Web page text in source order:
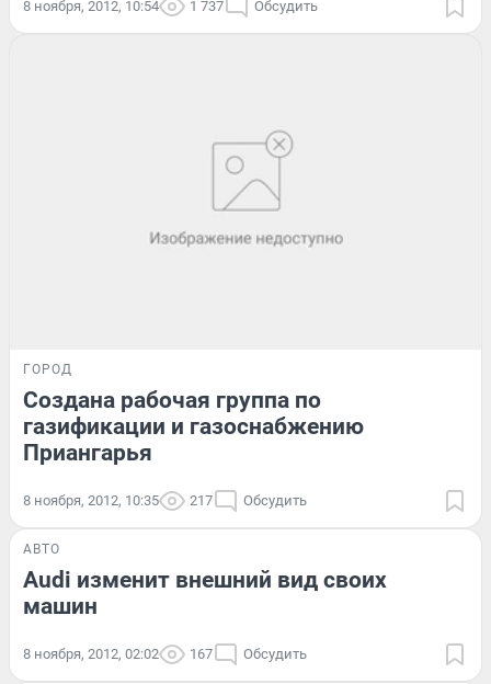
8 ноября, 2012, 10:54 1 737 Обсудить
ГОРОД
Создана рабочая группа по
газификации и газоснабжению
Приангарья
8 ноября, 2012, 10:35 217 Обсудить
АВТО
Audi изменит внешний вид своих
машин
8 ноября, 2012, 02:02 167 Обсудить